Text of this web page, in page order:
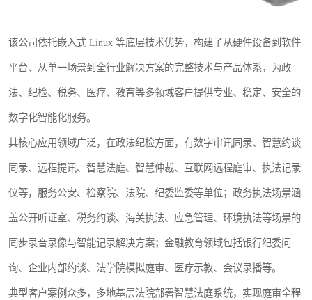
该公司依托嵌入式 Linux 等底层技术优势，构建了从硬件设备到软件
平台、从单一场景到全行业解决方案的完整技术与产品体系，为政
法、纪检、税务、医疗、教育等多领域客户提供专业、稳定、安全的
数字化智能化服务。
其核心应用领域广泛，在政法纪检方面，有数字审讯同录、智慧约谈
同录、远程提讯、智慧法庭、智慧仲裁、互联网远程庭审、执法记录
仪等，服务公安、检察院、法院、纪委监委等单位；政务执法场景涵
盖公开听证室、税务约谈、海关执法、应急管理、环境执法等场景的
同步录音录像与智能记录解决方案；金融教育领域包括银行纪委问
询、企业内部约谈、法学院模拟庭审、医疗示教、会议录播等。
典型客户案例众多，多地基层法院部署智慧法庭系统，实现庭审全程